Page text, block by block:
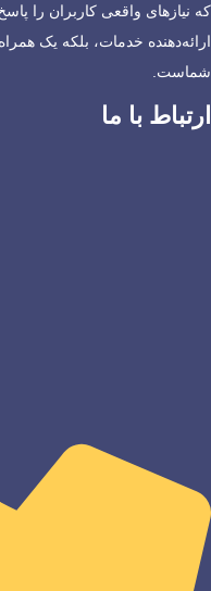
که نیازهای واقعی کاربران را
ارائه‌دهنده خدمات، بلکه یک
شماست.
ارتباط با ما